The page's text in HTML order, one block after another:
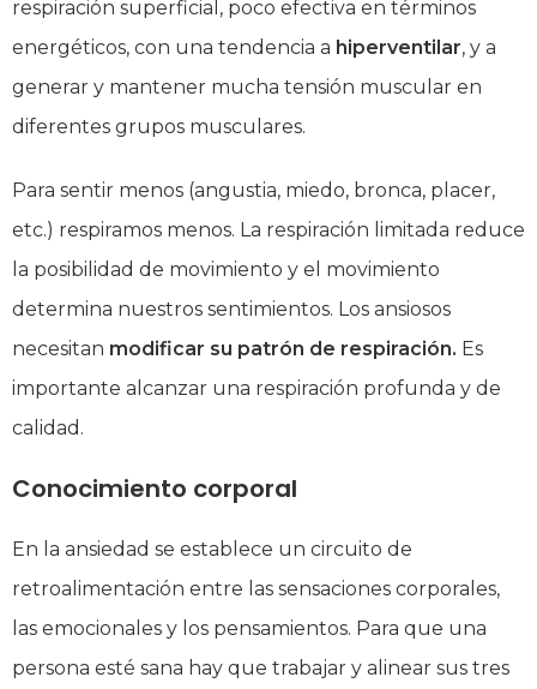
respiración superficial, poco efectiva en términos
energéticos, con una tendencia a hiperventilar, y a
generar y mantener mucha tensión muscular en
diferentes grupos musculares.
Para sentir menos (angustia, miedo, bronca, placer,
etc.) respiramos menos. La respiración limitada reduce
la posibilidad de movimiento y el movimiento
determina nuestros sentimientos. Los ansiosos
necesitan modificar su patrón de respiración. Es
importante alcanzar una respiración profunda y de
calidad.
Conocimiento corporal
En la ansiedad se establece un circuito de
retroalimentación entre las sensaciones corporales,
las emocionales y los pensamientos. Para que una
persona esté sana hay que trabajar y alinear sus tres